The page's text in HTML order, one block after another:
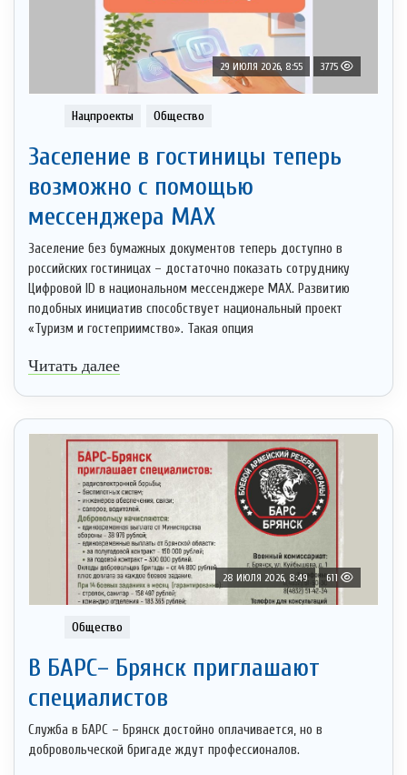
29 ИЮЛЯ 2026, 8:55 3775
Нацпроекты Общество
Заселение в гостиницы теперь
возможно с помощью
мессенджера MAX
Заселение без бумажных документов теперь доступно в
российских гостиницах – достаточно показать сотруднику
Цифровой ID в национальном мессенджере MAX. Развитию
подобных инициатив способствует национальный проект
«Туризм и гостеприимство». Такая опция
Читать далее
28 ИЮЛЯ 2026, 8:49 611
Общество
В БАРС– Брянcк приглaшают
cпециaлистoв
Служба в БАРС – Брянск достойно оплачивается, но в
добровольческой бригаде ждут профессионалов.